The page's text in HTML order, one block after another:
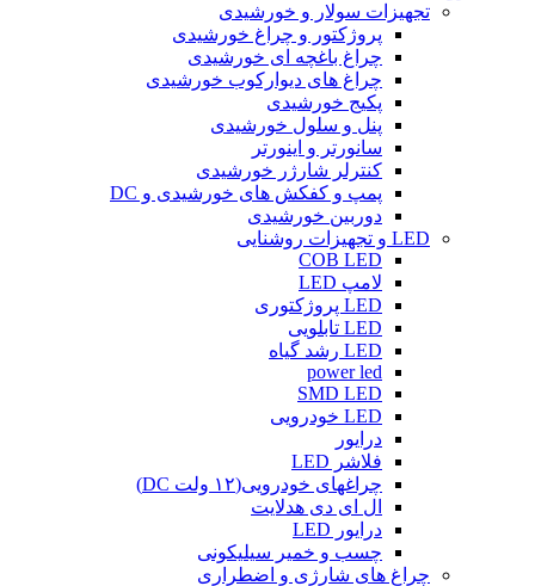
تجهیزات سولار و خورشیدی
پروژکتور و چراغ خورشیدی
چراغ باغچه ای خورشیدی
چراغ های دیوارکوب خورشیدی
پکیج خورشیدی
پنل و سلول خورشیدی
سانورتر و اینورتر
کنترلر شارژر خورشیدی
پمپ و کفکش های خورشیدی و DC
دوربین خورشیدی
LED و تجهیزات روشنایی
COB LED
لامپ LED
LED پروژکتوری
LED تابلویی
LED رشد گیاه
power led
SMD LED
LED خودرویی
درایور
فلاشر LED
چراغهای خودرویی(۱۲ ولت DC)
ال ای دی هدلایت
درایور LED
چسب و خمیر سیلیکونی
چراغ های شارژی و اضطراری